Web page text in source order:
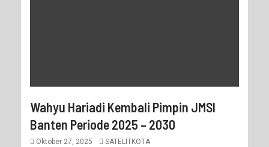
Wahyu Hariadi Kembali Pimpin JMSI
Banten Periode 2025 – 2030
Oktober 27, 2025 SATELITKOTA